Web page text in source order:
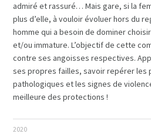
admiré et rassuré… Mais gare, si la
plus d’elle, à vouloir évoluer hors du
homme qui a besoin de dominer
et/ou immature. L’objectif de cette
contre ses angoisses respectives.
ses propres failles, savoir repérer les
pathologiques et les signes de
meilleure des protections !
2020